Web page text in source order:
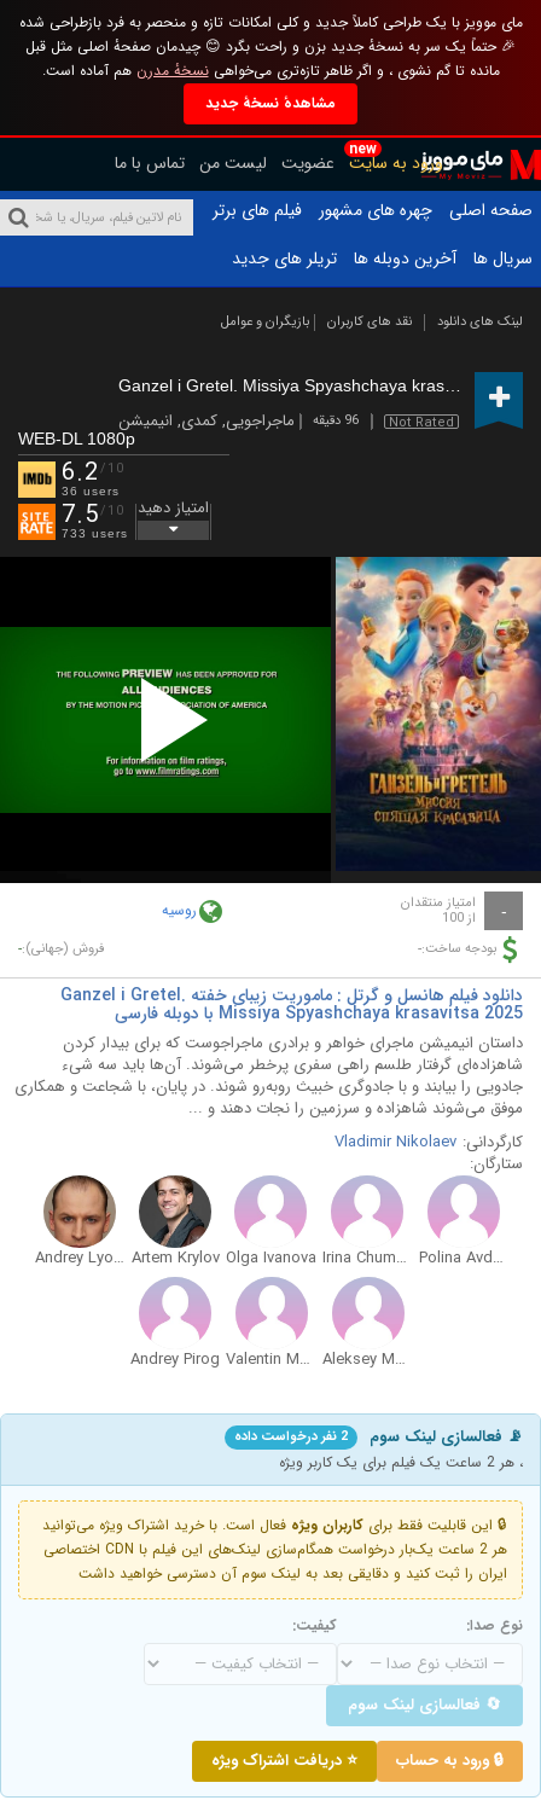
مای موویز با یک طراحی کاملاً جدید و کلی امکانات تازه و منحصر به فرد بازطراحی شده
🎉 حتماً یک سر به نسخهٔ جدید بزن و راحت بگرد 😊 چیدمان صفحهٔ اصلی مثل قبل
مانده تا گم نشوی ، و اگر ظاهر تازه‌تری می‌خواهینسخهٔ مدرن هم آماده است.
مشاهدهٔ نسخهٔ جدید
new
ورود به سایت عضویت لیست من تماس با ما
صفحه اصلی
چهره های مشهور
فیلم های برتر
سریال ها
آخرین دوبله ها تریلر های جدید
لینک های دانلود نقد های کاربران بازیگران و عوامل
Not Rated 96 دقیقه ماجراجویی,کمدی, انیمیشن
WEB-DL 1080p
6.2 /10
36 users
7.5/10
733 users
امتیاز دهید
Play
Video
- امتیاز منتقدان
از 100 روسیه
بودجه ساخت:- فروش (جهانی):-
دانلود فیلم هانسل و گرتل : ماموریت زیبای خفته Ganzel i Gretel.
Missiya Spyashchaya krasavitsa 2025 با دوبله فارسی
داستان انیمیشن ماجرای خواهر و برادری ماجراجوست که برای بیدار کردن
شاهزاده‌ای گرفتار طلسم راهی سفری پرخطر می‌شوند. آن‌ها باید سه شیء
جادویی را بیابند و با جادوگری خبیث روبه‌رو شوند. در پایان، با شجاعت و همکاری
موفق می‌شوند شاهزاده و سرزمین را نجات دهند و ...
کارگردانی: Vladimir Nikolaev
ستارگان:
Polina Avdeyenko
Irina Chumantyeva
Olga Ivanova
Artem Krylov
Andrey Lyovin
Aleksey Makretskiy
Valentin Morozov
Andrey Pirog
📡 فعالسازی لینک سوم 2 نفر درخواست داده
، هر 2 ساعت یک فیلم برای یک کاربر ویژه
🔒 این قابلیت فقط برای کاربران ویژه فعال است. با خرید اشتراک ویژه می‌توانید
هر 2 ساعت یک‌بار درخواست همگام‌سازی لینک‌های این فیلم با CDN اختصاصی
ایران را ثبت کنید و دقایقی بعد به لینک سوم آن دسترسی خواهید داشت
نوع صدا: کیفیت:
🔄 فعالسازی لینک سوم
🔒 ورود به حساب ⭐ دریافت اشتراک ویژه